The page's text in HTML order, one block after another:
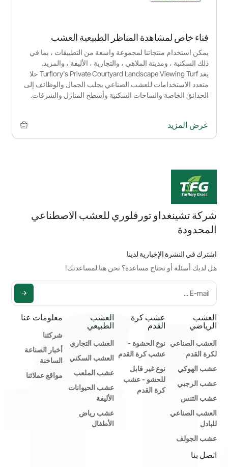
فناء خاص لمشاهدة المناظر الطبيعية العشب
يمكن استخدام منتجاتنا لمجموعة واسعة من التطبيقات ، بما في
ذلك السكنية ، ومدينة الملاهي ، والتجارية ، الأليفة ، والمزيد.
يعد Turflory's Private Courtyard Landscape Viewing Turf حلا
متعدد الاستخدامات للعشب الصناعي يجلب الجمال والوظائف إلى
الحدائق الخاصة والساحات السكنية وأسطح المنازل والشرفات.
طبيعية على مدار العام.
عرض المزيد
شركة تشينغداو تورفلوري للعشب الاصطناعي
المحدودة
اشترك في النشرة الإخبارية لدينا
هل لديك أسئلة أو تحتاج مساعدة؟ نحن هنا لمساعدتك!
العشب
الرياضي
العشب الصناعي
لكرة القدم
عشب الهوكي
عشب الرجبي
عشب التنس
العشب الصناعي
للبادل
عشب الجولف
عشب كرة
القدم
نوع الحشوة -
عشب كرة القدم
نوع غير قابل
للحشو - عشب
كرة القدم
العشب
الطبيعي
العشب التجاري
العشب السكني
عشب الملعب
عشب الحيوانات
الأليفة
عشب رياض
الأطفال
معلومات عنا
شركتنا
أخبار الصناعة
الساخنة
مواقع عملائنا
اتصل بنا